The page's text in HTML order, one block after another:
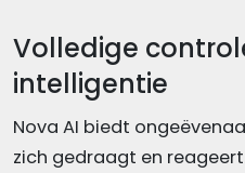
Volledige
intelligentie
Nova AI biedt
zich gedraagt en